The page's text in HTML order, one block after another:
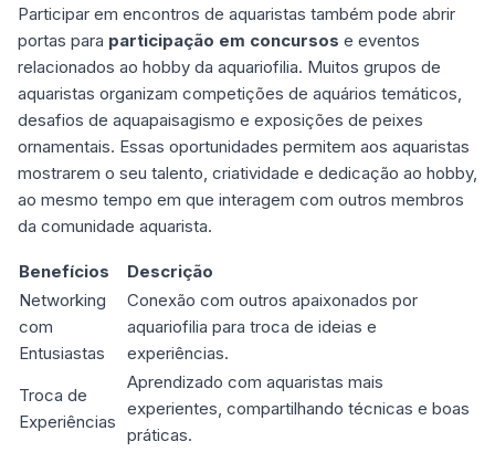
Participar em encontros de aquaristas também pode abrir
portas para participação em concursos e eventos
relacionados ao hobby da aquariofilia. Muitos grupos de
aquaristas organizam competições de aquários temáticos,
desafios de aquapaisagismo e exposições de peixes
ornamentais. Essas oportunidades permitem aos aquaristas
mostrarem o seu talento, criatividade e dedicação ao hobby,
ao mesmo tempo em que interagem com outros membros
da comunidade aquarista.
Benefícios
Descrição
Networking
com
Entusiastas
Conexão com outros apaixonados por
aquariofilia para troca de ideias e
experiências.
Troca de
Experiências
Aprendizado com aquaristas mais
experientes, compartilhando técnicas e boas
práticas.